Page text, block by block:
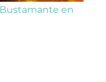
en